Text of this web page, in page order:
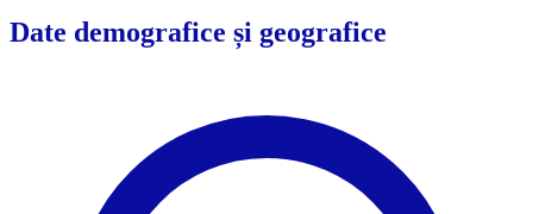
Date demografice și geografice